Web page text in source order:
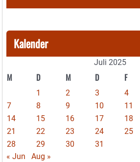
Kalender
Juli 2025
M D M D F
1 2 3 4
7
8 9 10 11
14
15 16 17 18
21
22 23 24 25
28
29 30
31
« Jun
Aug »